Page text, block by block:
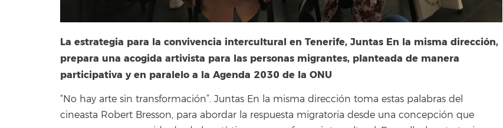
La estrategia para la convivencia intercultural en Tenerife, Juntas En la misma dirección,
prepara una acogida artivista para las personas migrantes, planteada de manera
participativa y en paralelo a la Agenda 2030 de la ONU
“No hay arte sin transformación”. Juntas En la misma dirección toma estas palabras del
cineasta Robert Bresson, para abordar la respuesta migratoria desde una concepción que